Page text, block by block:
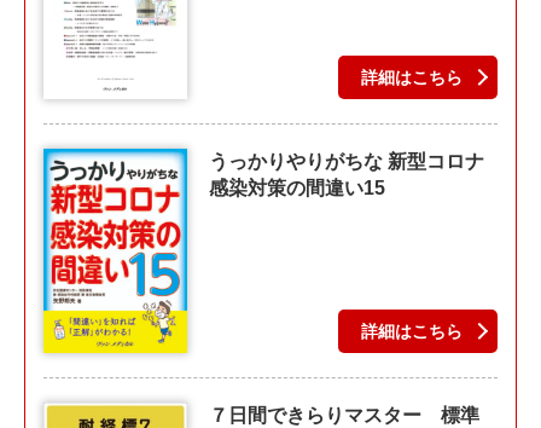
詳細はこちら
うっかりやりがちな 新型コロナ
感染対策の間違い15
詳細はこちら
７日間できらりマスター 標準